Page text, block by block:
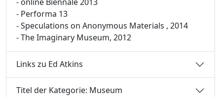
- Performa 13
- Speculations on Anonymous Materials , 2014
- The Imaginary Museum, 2012
Links zu Ed Atkins
Titel der Kategorie: Museum